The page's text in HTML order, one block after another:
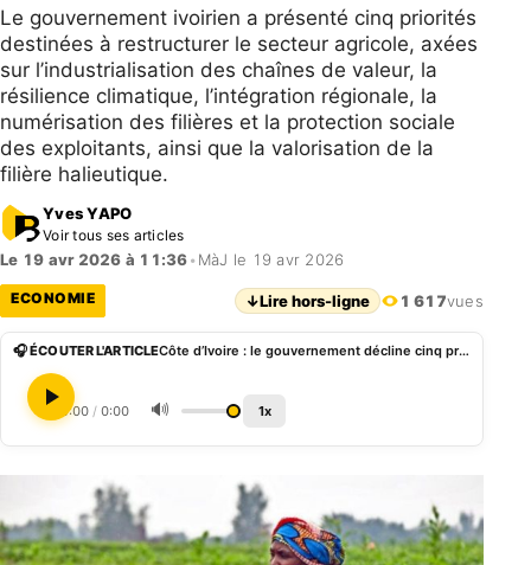
Le gouvernement ivoirien a présenté cinq priorités
destinées à restructurer le secteur agricole, axées
sur l’industrialisation des chaînes de valeur, la
résilience climatique, l’intégration régionale, la
numérisation des filières et la protection sociale
des exploitants, ainsi que la valorisation de la
filière halieutique.
Yves YAPO
Voir tous ses articles
Le 19 avr 2026 à 11:36• MàJ le 19 avr 2026
ECONOMIE ↓Lire hors-ligne 1 617vues
🎧 ÉCOUTER L'ARTICLE Côte d’Ivoire : le gouvernement décline cinq priorités pour transformer l’agriculture
0:00 / 0:00 🔊 1x